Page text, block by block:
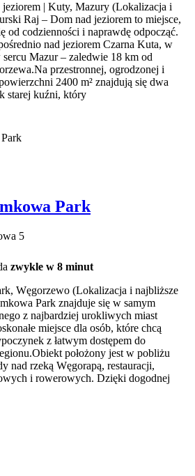
| Kuty, Mazury (Lokalizacja i
Raj – Dom nad jeziorem to miejsce,
od codzienności i naprawdę odpocząć.
nad jeziorem Czarna Kuta, w
Mazur – zaledwie 18 km od
przestronnej, ogrodzonej i
2400 m² znajdują się dwa
starej kuźni, który
Park
5
zwykle w 8 minut
Węgorzewo (Lokalizacja i najbliższe
Park znajduje się w samym
z najbardziej urokliwych miast
miejsce dla osób, które chcą
z łatwym dostępem do
położony jest w pobliżu
nad rzeką Węgorapą, restauracji,
i rowerowych. Dzięki dogodnej